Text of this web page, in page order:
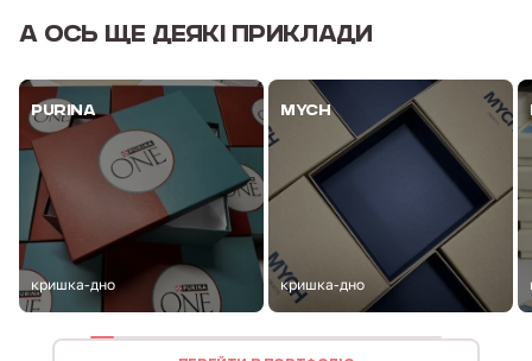
А ОСЬ ЩЕ ДЕЯКІ ПРИКЛАДИ
PURINA
кришка-дно
MYCH
кришка-дно